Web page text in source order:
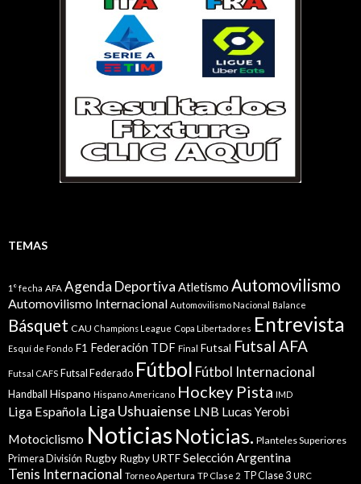
TEMAS
1° fecha AFA Agenda Deportiva Atletismo Automovilismo
Automovilismo Internacional Automovilismo Nacional Balance
Básquet CAU Champions League Copa Libertadores Entrevista
Esquí de Fondo F1 Federación TDF Final Futsal Futsal AFA
Futsal CAFS Futsal Federado Fútbol Fútbol Internacional
Handball Hispano Hispano Americano Hockey Pista IMD
Liga Española Liga Ushuaiense LNB Lucas Yerobi
Motociclismo Noticias Noticias. Planteles Superiores
Primera División Rugby Rugby URTFSelección Argentina
Tenis Internacional Torneo Apertura TP Clase 2 TP Clase 3 URC